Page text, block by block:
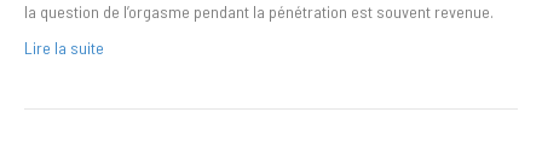
la question de l’orgasme pendant la pénétration est souvent revenue.
Lire la suite